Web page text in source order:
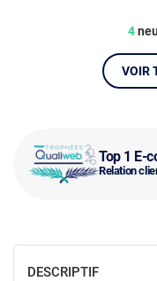
Top 1 E-
Relation
4
VOIR
DESCRIPTIF